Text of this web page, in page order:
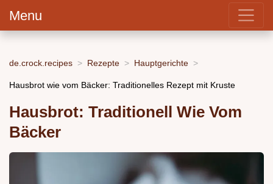
Menu
de.crock.recipes Rezepte Hauptgerichte
Hausbrot wie vom Bäcker: Traditionelles Rezept mit Kruste
Hausbrot: Traditionell Wie Vom
Bäcker